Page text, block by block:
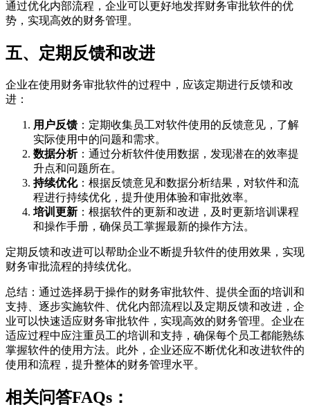
通过优化内部流程，企业可以更好地发挥财务审批软件的优
势，实现高效的财务管理。
五、定期反馈和改进
企业在使用财务审批软件的过程中，应该定期进行反馈和改
进：
用户反馈 ：定期收集员工对软件使用的反馈意见，了解
实际使用中的问题和需求。
数据分析：通过分析软件使用数据，发现潜在的效率提
升点和问题所在。
持续优化：根据反馈意见和数据分析结果，对软件和流
程进行持续优化，提升使用体验和审批效率。
培训更新 ：根据软件的更新和改进，及时更新培训课程
和操作手册，确保员工掌握最新的操作方法。
定期反馈和改进可以帮助企业不断提升软件的使用效果，实现
财务审批流程的持续优化。
总结：通过选择易于操作的财务审批软件、提供全面的培训和
支持、逐步实施软件、优化内部流程以及定期反馈和改进，企
业可以快速适应财务审批软件，实现高效的财务管理。企业在
适应过程中应注重员工的培训和支持，确保每个员工都能熟练
掌握软件的使用方法。此外，企业还应不断优化和改进软件的
使用和流程，提升整体的财务管理水平。
相关问答FAQs：